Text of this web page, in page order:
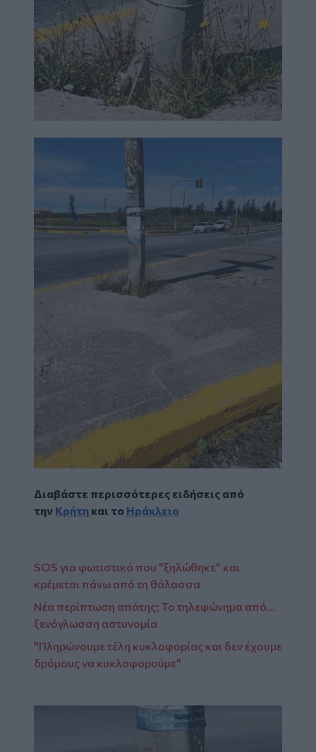
Διαβάστε περισσότερες ειδήσεις από
την Κρήτη και το Ηράκλειο
SOS για φωτιστικό που "ξηλώθηκε" και
κρέμεται πάνω από τη θάλασσα
Νέα περίπτωση απάτης; Το τηλεφώνημα από...
ξενόγλωσση αστυνομία
"Πληρώνουμε τέλη κυκλοφορίας και δεν έχουμε
δρόμους να κυκλοφορούμε"